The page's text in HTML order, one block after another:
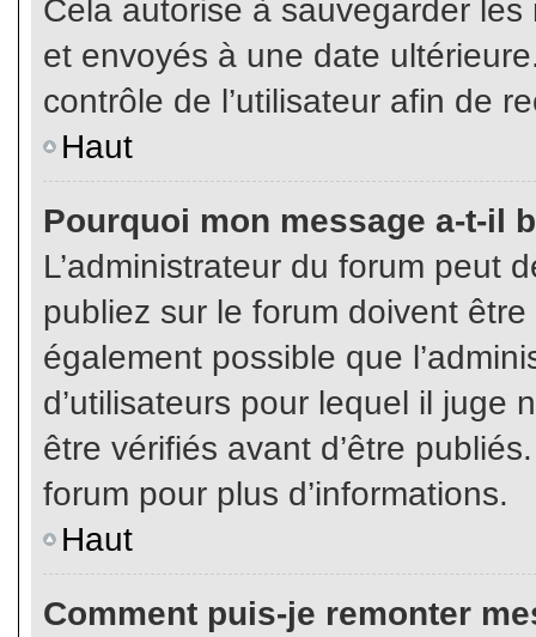
Cela autorise à sauvegarder
et envoyés à une date
contrôle de l’utilisateur afin de
Haut
Pourquoi mon message a-t-il
L’administrateur du forum peut
publiez sur le forum doivent
également possible que
d’utilisateurs pour lequel il juge
être vérifiés avant d’être
forum pour plus d’informations.
Haut
Comment puis-je remonter